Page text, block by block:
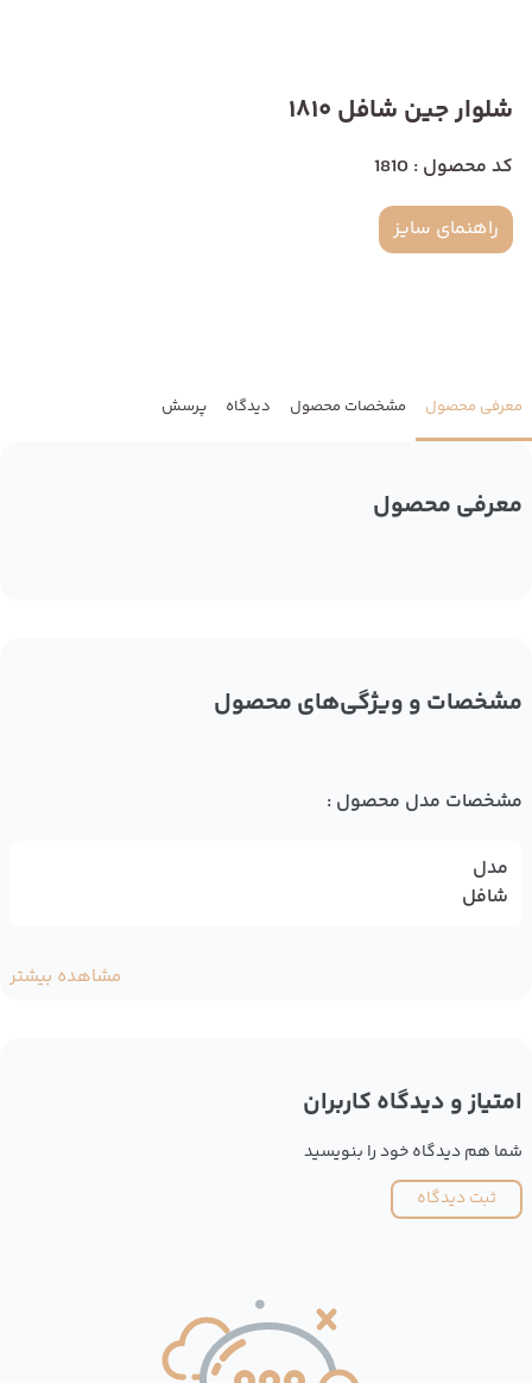
شلوار جین شافل 1810
کد محصول : 1810
راهنمای سایز
معرفی محصول مشخصات محصول دیدگاه پرسش
معرفی محصول
مشخصات و ویژگی‌های محصول
مشخصات مدل محصول :
مدل
شافل
مشاهده بیشتر
امتیاز و دیدگاه کاربران
شما هم دیدگاه خود را بنویسید
ثبت دیدگاه